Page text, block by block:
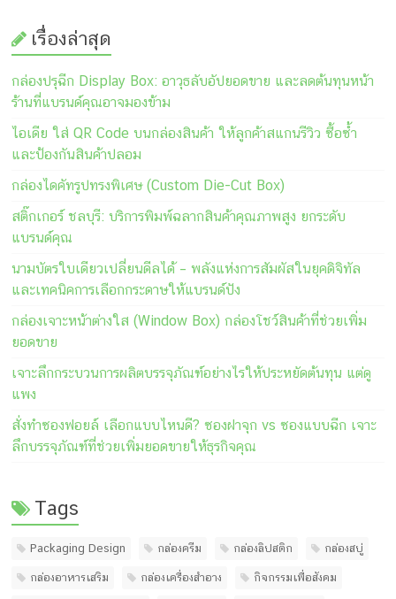
เรื่องล่าสุด
กล่องปรุฉีก Display Box: อาวุธลับอัปยอดขาย และลดต้นทุนหน้า
ร้านที่แบรนด์คุณอาจมองข้าม
ไอเดีย ใส่ QR Code บนกล่องสินค้า ให้ลูกค้าสแกนรีวิว ซื้อซ้ำ
และป้องกันสินค้าปลอม
กล่องไดคัทรูปทรงพิเศษ (Custom Die-Cut Box)
สติ๊กเกอร์ ชลบุรี: บริการพิมพ์ฉลากสินค้าคุณภาพสูง ยกระดับ
แบรนด์คุณ
นามบัตรใบเดียวเปลี่ยนดีลได้ – พลังแห่งการสัมผัสในยุคดิจิทัล
และเทคนิคการเลือกกระดาษให้แบรนด์ปัง
กล่องเจาะหน้าต่างใส (Window Box) กล่องโชว์สินค้าที่ช่วยเพิ่ม
ยอดขาย
เจาะลึกกระบวนการผลิตบรรจุภัณฑ์อย่างไรให้ประหยัดต้นทุน แต่ดู
แพง
สั่งทำซองฟอยล์ เลือกแบบไหนดี? ซองฝาจุก vs ซองแบบฉีก เจาะ
ลึกบรรจุภัณฑ์ที่ช่วยเพิ่มยอดขายให้ธุรกิจคุณ
Tags
Packaging Design กล่องครีม กล่องลิปสติก กล่องสบู่
กล่องอาหารเสริม กล่องเครื่องสำอาง กิจกรรมเพื่อสังคม